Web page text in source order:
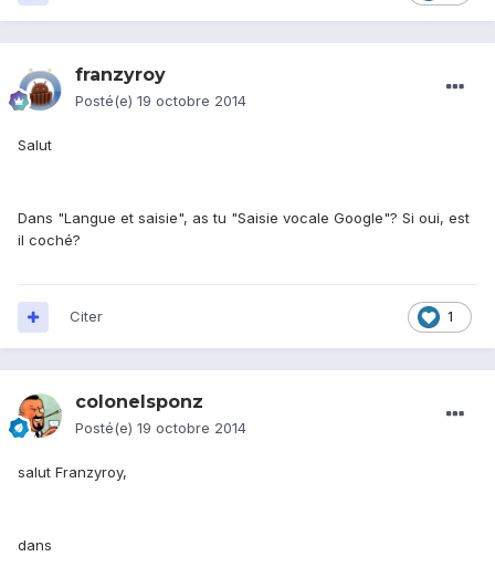
franzyroy
Posté(e) 19 octobre 2014
Salut
Dans "Langue et saisie", as tu "Saisie vocale Google"? Si oui, est
il coché?
1
Citer
colonelsponz
Posté(e) 19 octobre 2014
salut Franzyroy,
dans